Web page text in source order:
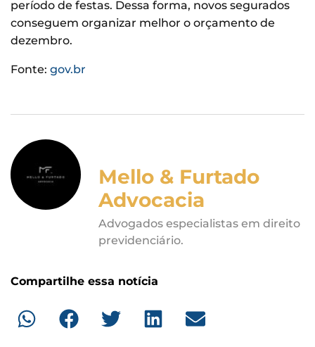
período de festas. Dessa forma, novos segurados
conseguem organizar melhor o orçamento de
dezembro.
Fonte: gov.br
Mello & Furtado
Advocacia
Advogados especialistas em direito
previdenciário.
Compartilhe essa notícia